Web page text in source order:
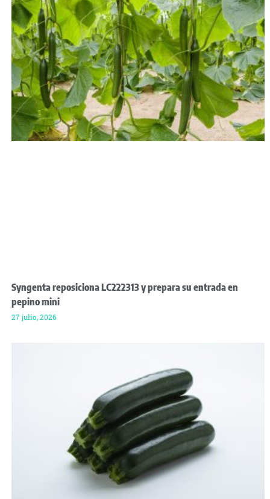
Syngenta reposiciona LC222313 y prepara su entrada en
pepino mini
27 julio, 2026